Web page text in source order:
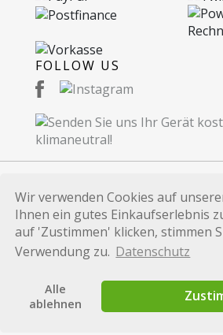
Wir verwenden Cookies auf
Ihnen ein gutes Einkaufserlebnis
auf 'Zustimmen' klicken, stimmen
Verwendung zu. Datenschutz
Alle
ablehnen
FOLLOW US
© 2026 Recommerce AG.
Switzerland.
Alle auf dieser Website
Identifikationszwecken und
eingetragene Marken der